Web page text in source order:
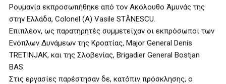
Ρουμανία εκπροσωπήθηκε από τον Ακόλουθο Άμυνάς της
στην Ελλάδα, Colonel (A) Vasile STĂNESCU.
Επιπλέον, ως παρατηρητές συμμετείχαν οι εκπρόσωποι των
Ενόπλων Δυνάμεων της Κροατίας, Major General Denis
TRETINJAK, και της Σλοβενίας, Brigadier General Bostjan
BAS.
Στις εργασίες παρέστησαν δε, κατόπιν πρόσκλησης, ο